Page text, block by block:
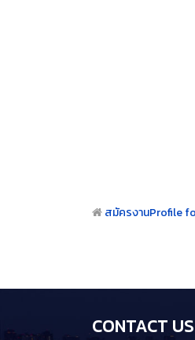
สมัครงานProfile
CONTACT US